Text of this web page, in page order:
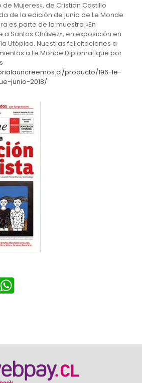
Mujeres», de Cristian Castillo
de la edición de junio de Le Monde
es parte de la muestra «En
a Santos Chávez», en exposición en
Utópica. Nuestras felicitaciones a
a Le Monde Diplomatique por
producto/196-le-
junio-2018/
WhatsApp